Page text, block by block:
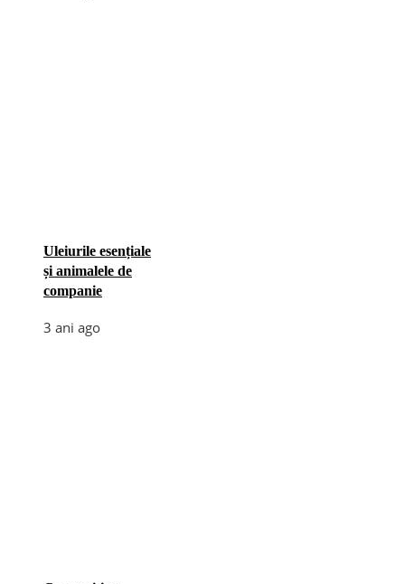
Uleiurile esențiale
și animalele de
companie
3 ani ago